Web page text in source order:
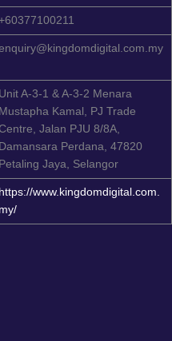
Unit A-3-1 & A-3-2 Menara
Mustapha Kamal, PJ Trade
Jalan PJU 8/8A,
Damansara Perdana, 47820
Petaling Jaya, Selangor
https://www.kingdomdigital.com.
my/